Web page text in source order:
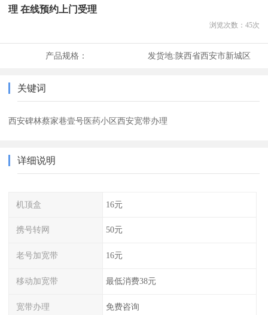
理 在线预约上门受理
浏览次数： 45次
产品规格： 发货地:陕西省西安市新城区
关键词
西安碑林蔡家巷壹号医药小区西安宽带办理
详细说明
机顶盒 16元
携号转网 50元
老号加宽带 16元
移动加宽带 最低消费38元
宽带办理 免费咨询